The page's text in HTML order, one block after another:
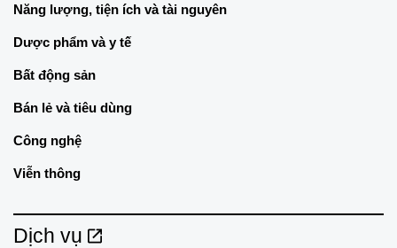
Năng lượng, tiện ích và tài nguyên
Dược phẩm và y tế
Bất động sản
Bán lẻ và tiêu dùng
Công nghệ
Viễn thông
Dịch vụ